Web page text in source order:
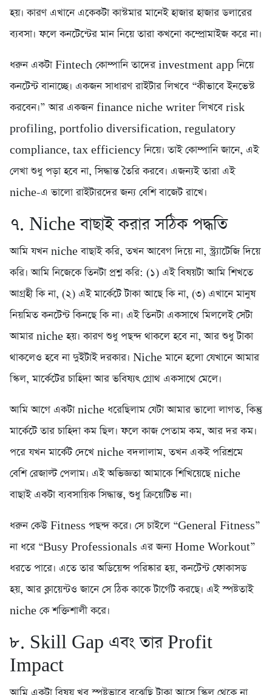
হয়। কারণ এখানে একেকটা কাস্টমার মানেই হাজার হাজার ডলারের
ব্যবসা। ফলে কনটেন্টের মান নিয়ে তারা কখনো কম্প্রোমাইজ করে না।
ধরুন একটা Fintech কোম্পানি তাদের investment app নিয়ে
কনটেন্ট বানাচ্ছে। একজন সাধারণ রাইটার লিখবে “কীভাবে ইনভেস্ট
করবেন।” আর একজন finance niche writer লিখবে risk
profiling, portfolio diversification, regulatory
compliance, tax efficiency নিয়ে। তাই কোম্পানি জানে, এই
লেখা শুধু পড়া হবে না, সিদ্ধান্ত তৈরি করবে। এজন্যই তারা এই
niche-এ ভালো রাইটারদের জন্য বেশি বাজেট রাখে।
৭. Niche বাছাই করার সঠিক পদ্ধতি
আমি যখন niche বাছাই করি, তখন আবেগ দিয়ে না, স্ট্র্যাটেজি দিয়ে
করি। আমি নিজেকে তিনটা প্রশ্ন করি: (১) এই বিষয়টা আমি শিখতে
আগ্রহী কি না, (২) এই মার্কেটে টাকা আছে কি না, (৩) এখানে মানুষ
নিয়মিত কনটেন্ট কিনছে কি না। এই তিনটা একসাথে মিললেই সেটা
আমার niche হয়। কারণ শুধু পছন্দ থাকলে হবে না, আর শুধু টাকা
থাকলেও হবে না দুইটাই দরকার। Niche মানে হলো যেখানে আমার
স্কিল, মার্কেটের চাহিদা আর ভবিষ্যৎ গ্রোথ একসাথে মেলে।
আমি আগে একটা niche ধরেছিলাম যেটা আমার ভালো লাগত, কিন্তু
মার্কেটে তার চাহিদা কম ছিল। ফলে কাজ পেতাম কম, আর দর কম।
পরে যখন মার্কেট দেখে niche বদলালাম, তখন একই পরিশ্রমে
বেশি রেজাল্ট পেলাম। এই অভিজ্ঞতা আমাকে শিখিয়েছে niche
বাছাই একটা ব্যবসায়িক সিদ্ধান্ত, শুধু ক্রিয়েটিভ না।
ধরুন কেউ Fitness পছন্দ করে। সে চাইলে “General Fitness”
না ধরে “Busy Professionals এর জন্য Home Workout”
ধরতে পারে। এতে তার অডিয়েন্স পরিষ্কার হয়, কনটেন্ট ফোকাসড
হয়, আর ক্লায়েন্টও জানে সে ঠিক কাকে টার্গেট করছে। এই স্পষ্টতাই
niche কে শক্তিশালী করে।
৮. Skill Gap এবং তার Profit
Impact